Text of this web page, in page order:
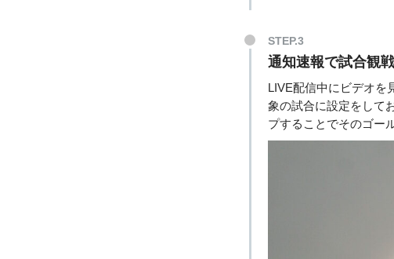
STEP.3
通知速報で試合観
LIVE配信中にビデオを
象の試合に設定をして
プすることでそのゴー